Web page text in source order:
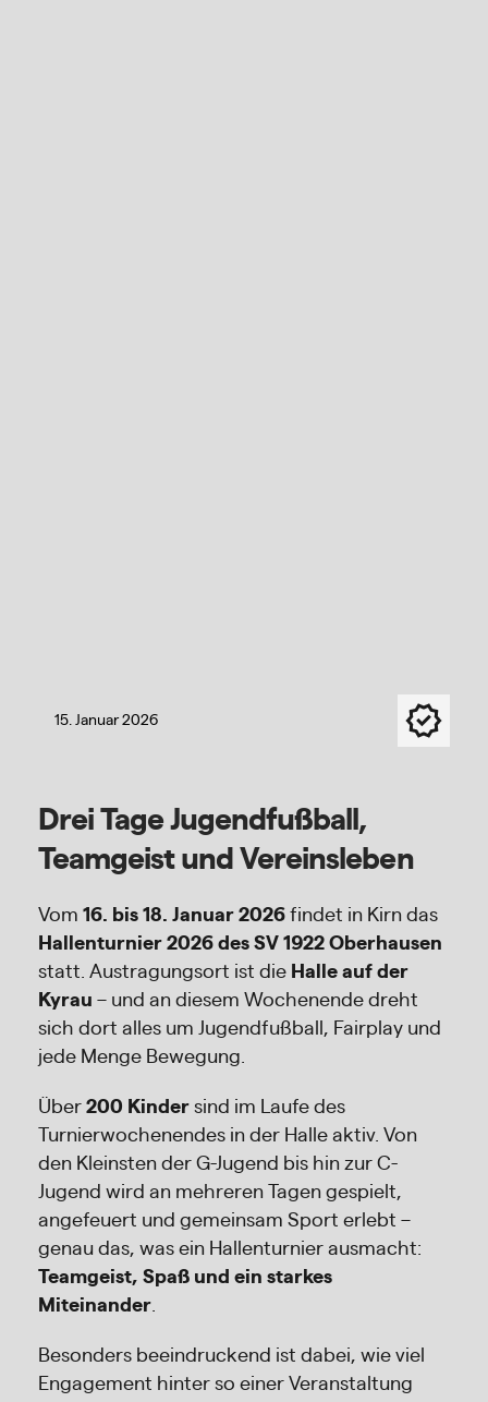
15. Januar 2026
Drei Tage Jugendfußball,
Teamgeist und Vereinsleben
Vom 16. bis 18. Januar 2026 findet in Kirn das
Hallenturnier 2026 des SV 1922 Oberhausen
statt. Austragungsort ist die Halle auf der
Kyrau – und an diesem Wochenende dreht
sich dort alles um Jugendfußball, Fairplay und
jede Menge Bewegung.
Über 200 Kinder sind im Laufe des
Turnierwochenendes in der Halle aktiv. Von
den Kleinsten der G-Jugend bis hin zur C-
Jugend wird an mehreren Tagen gespielt,
angefeuert und gemeinsam Sport erlebt –
genau das, was ein Hallenturnier ausmacht:
Teamgeist, Spaß und ein starkes
Miteinander.
Besonders beeindruckend ist dabei, wie viel
Engagement hinter so einer Veranstaltung